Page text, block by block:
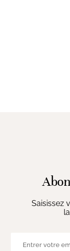
Saisissez